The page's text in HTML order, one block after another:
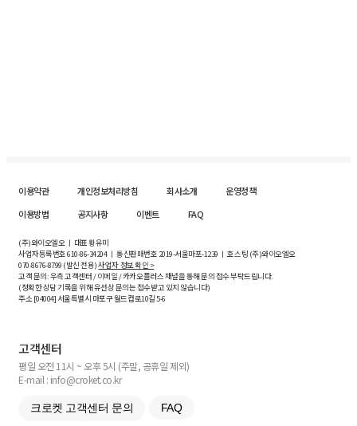
이용약관 개인정보처리방침 회사소개
운영정책
이용방법
공지사항 이벤트 FAQ
(주)와이오엘오 ㅣ 대표 황유미
사업자등록번호610-86-34204ㅣ 통신판매번호 2019-서울마포-1239 ㅣ 호스팅 (주)와이오엘오
070-8676-8799 (발신 전용)사업자 정보 확인 >
고객 문의: 우측 고객센터 / 이메일 / 카카오플러스 채널을 통해 문의 접수 부탁드립니다.
(정확한 상담 기록을 위해 유선상 문의는 접수받고 있지 않습니다)
주소 [04004] 서울특별시 마포구 월드컵로10길5-6
고객센터
평일 오전 11시 ~ 오후 5시 (주말, 공휴일 제외)
E-mail : info@croket.co.kr
크로켓 고객센터 문의 FAQ